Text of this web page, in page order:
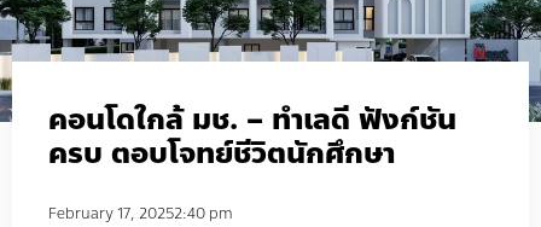
คอนโดใกล้ มช. – ทำเลดี ฟังก์ชัน
ครบ ตอบโจทย์ชีวิตนักศึกษา
February 17, 20252:40 pm